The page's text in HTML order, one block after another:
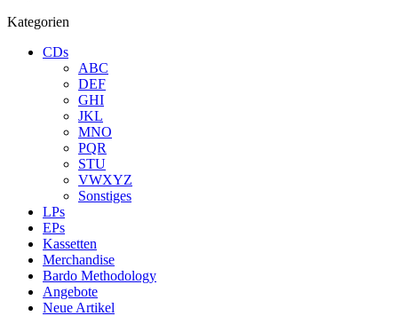
Kategorien
CDs
ABC
DEF
GHI
JKL
MNO
PQR
STU
VWXYZ
Sonstiges
LPs
EPs
Kassetten
Merchandise
Bardo Methodology
Angebote
Neue Artikel